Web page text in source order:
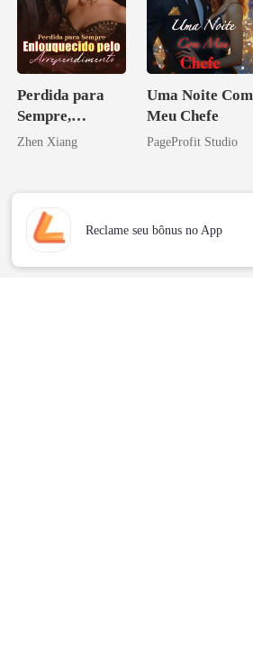
Perdida para
Sempre,
Enlouquecido
o
Zhen Xiang
Uma Noite Com
Meu Chefe
PageProfit Studio
Reclame seu bônus no App